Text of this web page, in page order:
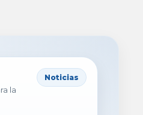
la
Noticias